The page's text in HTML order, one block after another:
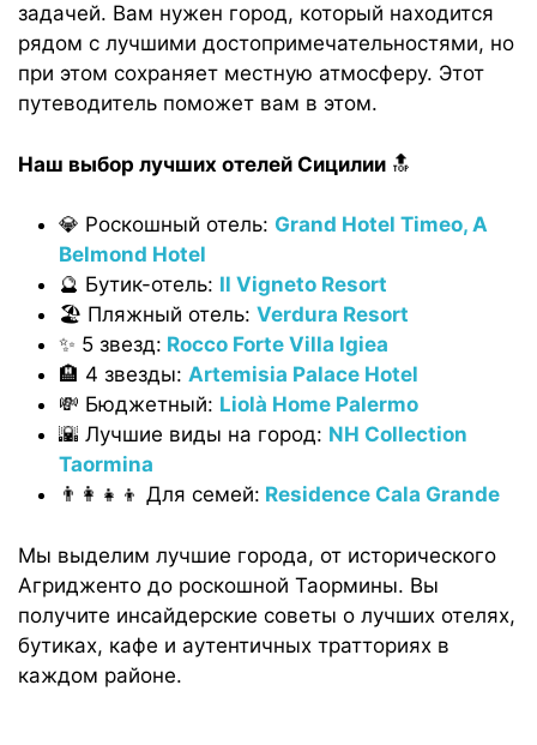
задачей. Вам нужен город, который находится
рядом с лучшими достопримечательностями, но
при этом сохраняет местную атмосферу. Этот
путеводитель поможет вам в этом.
Наш выбор лучших отелей Сицилии 🔝
💎 Роскошный отель: Grand Hotel Timeo, A
Belmond Hotel
🔮 Бутик-отель: Il Vigneto Resort
🏖 Пляжный отель: Verdura Resort
✨ 5 звезд: Rocco Forte Villa Igiea
🏨 4 звезды: Artemisia Palace Hotel
💸 Бюджетный: Liolà Home Palermo
🌇 Лучшие виды на город: NH Collection
Taormina
👨‍👩‍👧‍👦 Для семей: Residence Cala Grande
Мы выделим лучшие города, от исторического
Агридженто до роскошной Таормины. Вы
получите инсайдерские советы о лучших отелях,
бутиках, кафе и аутентичных тратториях в
каждом районе.